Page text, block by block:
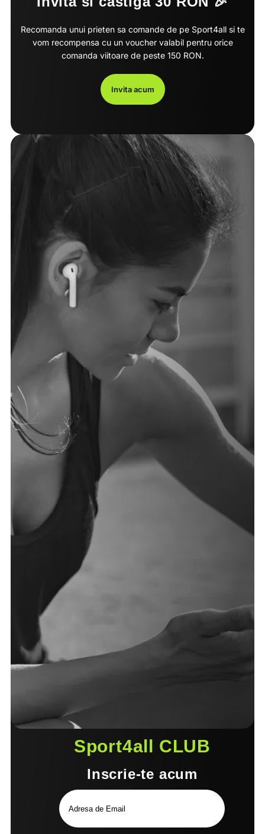
Recomanda unui prieten sa comande de pe Sport4all si te
vom recompensa cu un voucher valabil pentru orice
comanda viitoare de peste 150 RON.
Invita acum
Sport4all CLUB
Inscrie-te acum